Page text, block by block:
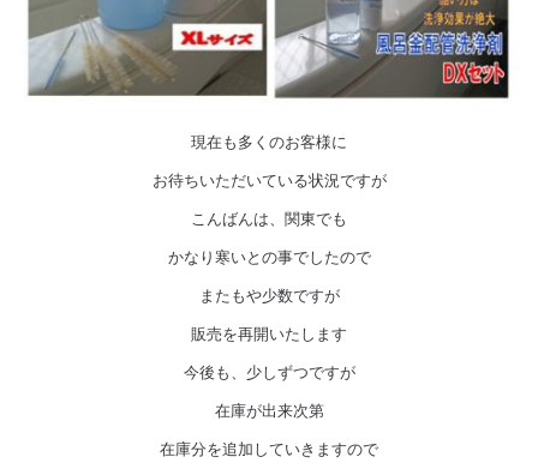
現在も多くのお客様に
お待ちいただいている状況ですが
こんばんは、関東でも
かなり寒いとの事でしたので
またもや少数ですが
販売を再開いたします
今後も、少しずつですが
在庫が出来次第
在庫分を追加していきますので